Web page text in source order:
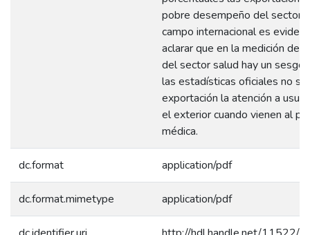
pobre desempeño del sector
campo internacional es
aclarar que en la medición de
del sector salud hay un sesgo
las estadísticas oficiales no
exportación la atención a
el exterior cuando vienen al
médica.
dc.format application/pdf
dc.format.mimetype application/pdf